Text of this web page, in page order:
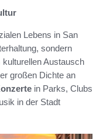
Lebens in San
sondern
Austausch
großen Dichte an
in Parks, Clubs
in der Stadt